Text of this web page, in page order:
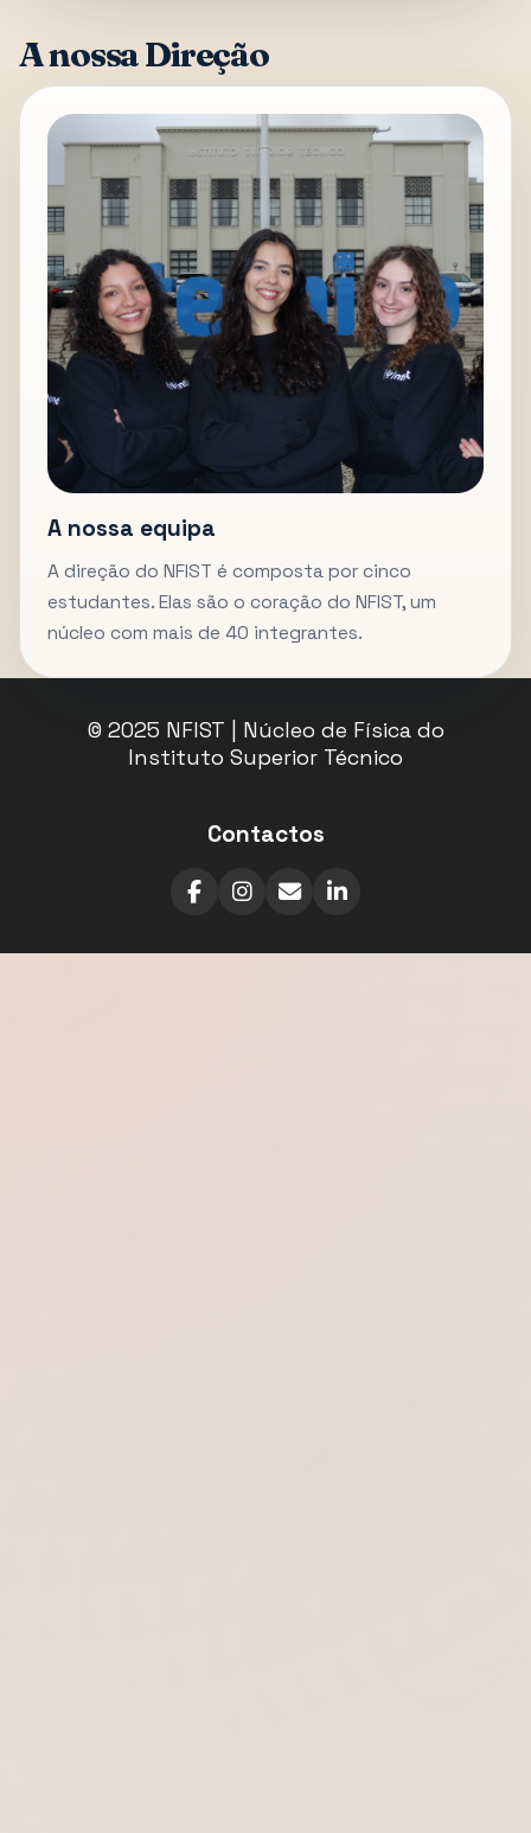
A nossa Direção
A nossa equipa
A direção do NFIST é composta por cinco
estudantes. Elas são o coração do NFIST, um
núcleo com mais de 40 integrantes.
© 2025 NFIST | Núcleo de Física do
Instituto Superior Técnico
Contactos